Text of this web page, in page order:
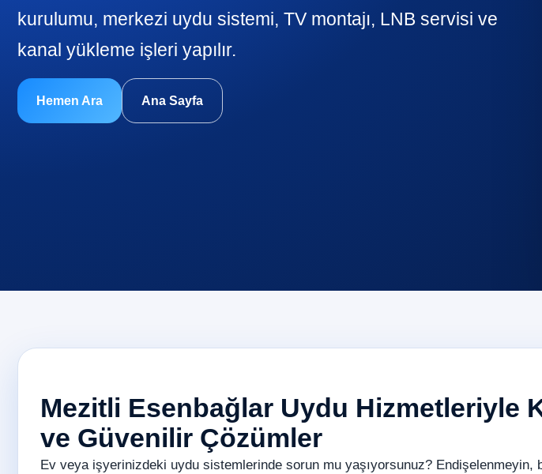
kurulumu, merkezi uydu sistemi, TV montajı, LNB servisi ve
kanal yükleme işleri yapılır.
Hemen Ara Ana Sayfa
Mezitli Esenbağlar Uydu Hizmetleriyle
ve Güvenilir Çözümler
Ev veya işyerinizdeki uydu sistemlerinde sorun mu yaşıyorsunuz? Endişelenmeyin,